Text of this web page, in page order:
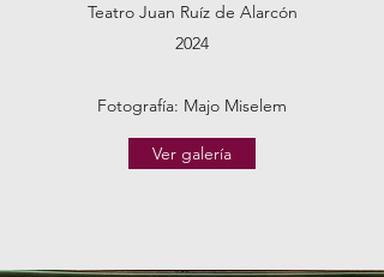
Teatro Juan Ruíz de Alarcón
2024
Fotografía: Majo Miselem
Ver galería